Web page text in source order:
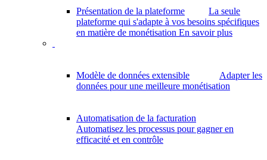
Présentation de la plateforme
La seule
plateforme qui s'adapte à vos besoins spécifiques
en matière de monétisation En savoir plus
Modèle de données extensible
Adapter les
données pour une meilleure monétisation
Automatisation de la facturation
Automatisez les processus pour gagner en
efficacité et en contrôle